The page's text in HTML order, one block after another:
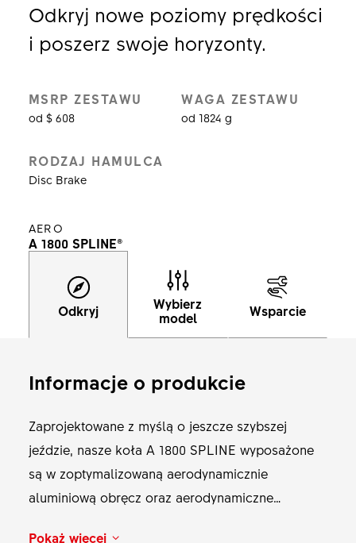
Odkryj nowe poziomy prędkości
i poszerz swoje horyzonty.
MSRP ZESTAWU
od $ 608
WAGA ZESTAWU
od 1824 g
RODZAJ HAMULCA
Disc Brake
AERO
A 1800 SPLINE®
Odkryj
Wybierz
model
Wsparcie
Informacje o produkcie
Zaprojektowane z myślą o jeszcze szybszej
jeździe, nasze koła A 1800 SPLINE wyposażone
są w zoptymalizowaną aerodynamicznie
aluminiową obręcz oraz aerodynamiczne
Pokaż więcej